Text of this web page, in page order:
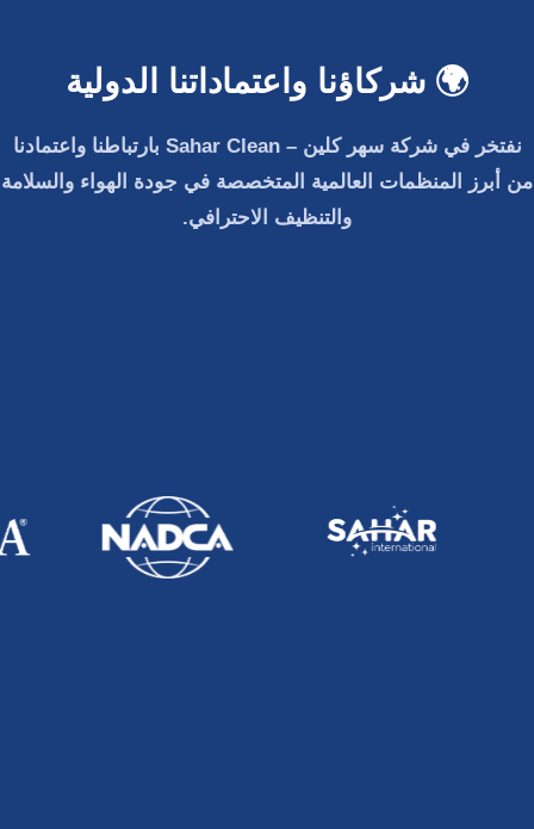
🌍 شركاؤنا واعتماداتنا الدولية
نفتخر فيشركة سهر كلين – Sahar Clean
بارتباطنا واعتمادنا
من أبرز المنظمات العالمية المتخصصة في جودة الهواء والسلامة
والتنظيف الاحترافي.